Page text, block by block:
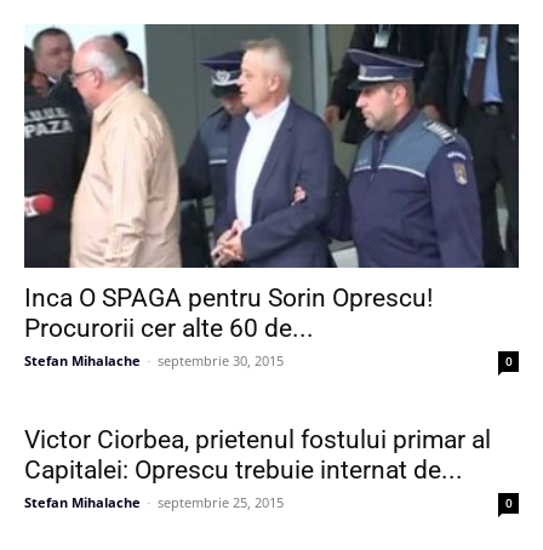
Inca O SPAGA pentru Sorin Oprescu!
Procurorii cer alte 60 de...
Stefan Mihalache - septembrie 30, 2015 0
Victor Ciorbea, prietenul fostului primar al
Capitalei: Oprescu trebuie internat de...
Stefan Mihalache - septembrie 25, 2015 0